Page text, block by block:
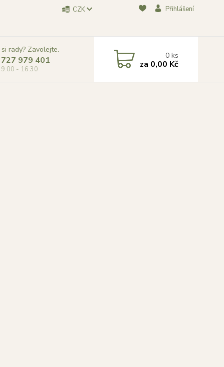
CZK Přihlášení
rady? Zavolejte.
979 401
9:00 - 16:30
0ks
za 0,00 Kč